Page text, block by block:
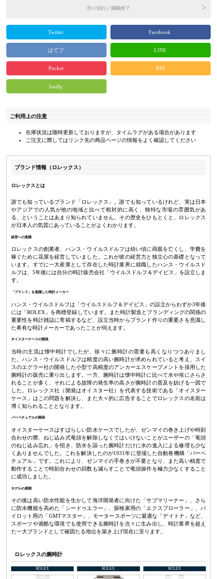
売り切れ／掲載終了
Twitter Facebook
はてブ LINE
Pocket RSS
feedly
ご利用上の注意
在庫状況は随時更新しておりますが、タイムラグがある場合があります
ご注文に際してはリンク先の商品ページの情報をよく確認してください
ブランド情報（ロレックス）
ロレックスとは
誰でも知っているブランド「ロレックス」。誰でも知っているけれど、実は日本
やアジアでの人気が他の地域と比べて相対的に高く、独特な市場の雰囲気があ
る、ということはあまり知られていません。その歴史をひもとくと、ロレックス
が日本人の気質にあっていることがよくわかります。
経営への意識
ロレックスの創業者、ハンス・ウイルスドルフは幼い頃に両親を亡くし、学費を
稼ぐために花屋を経営していました。これが彼の経営力と独立心の基礎となって
います。すでに一大産業として存在した時計業界に就職したハンス・ウイルスド
ルフは、5年後には自分の時計販売会社「ウイルスドルフ＆デイビス」を設立しま
す。
「ブランド」を意識した時計メーカー
ハンス・ウイルスドルフは「ウイルスドルフ＆デイビス」の設立からわずか3年後
には「ROLEX」を商標登録しています。また時計製造とブランディングの関係の
重要性を時計雑誌に寄稿するなど、設立当時からブランド作りの重要さを意識し
た希有な時計メーカーであったことが伺えます。
オイスターケースの開発
当時の主流は懐中時計でしたが、徐々に腕時計の需要も高くなりつつありまし
た。ハンス・ウイルスドルフは精度の高い腕時計が求められていると考え、スイ
スのエグラー社の開発した小型で高精度のアンカーエスケープメントを採用した
腕時計の販売に乗り出します。一方、腕時計は懐中時計に比べて水や埃にさらさ
れることが多く、それによる故障の発生率の高さが腕時計の普及を妨げる一因で
した。ロレックス社（開発はオイスター社）を代表する技術である「オイスター
ケース」はこの問題を解決し、また大々的に広告することでロレックスの名前は
博く知られることとなります。
パーペチュアルの開発
オイスターケースはすばらしい防水ケースでしたが、ゼンマイの巻き上げや時刻
合わせの際、ねじ込み式竜頭を解除しなくてはいけないことがユーザーの「竜頭
のねじ込み忘れ」を招き、防水を謳った腕時計だけに水の進入による修理も少な
くありませんでした。これを解決したのが1931年に登場した自動巻機構「パーペ
チュアル」です。これにより、ゼンマイの手巻きが不要となり、また高い精度で
動作することで時刻合わせの回数も減らすことで竜頭操作を極力少なくすること
に成功しました。
モデルの展開
その後は高い防水性能を生かして海洋開発者に向けた「サブマリーナー」、さら
に防水機能を高めた「シードゥエラー」、探検家用の「エクスプローラー」、パ
イロット用の「GMTマスター」、モータースポーツに最適な「デイトナ」など、
スポーツや過酷な環境でも使用できる腕時計を次々に生み出し、時計業界を超え
た一大ブランドとして確固たる地位を築き上げ現在に至ります。
ロレックスの腕時計
ROLEX ROLEX ROLEX